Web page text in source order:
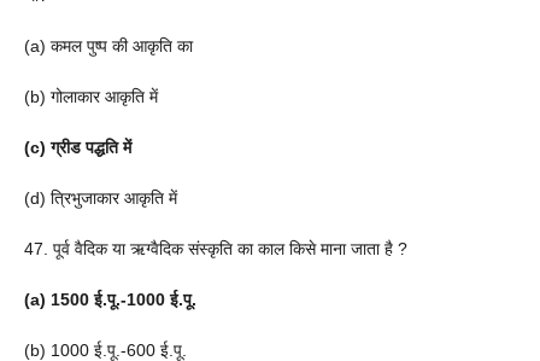
(a) कमल पुष्प की आकृति का
(b) गोलाकार आकृति में
(c) ग्रीड पद्धति में
(d) त्रिभुजाकार आकृति में
47. पूर्व वैदिक या ऋग्वैदिक संस्कृति का काल किसे माना जाता है ?
(a) 1500 ई.पू.-1000 ई.पू.
(b) 1000 ई.पू.-600 ई.पू.